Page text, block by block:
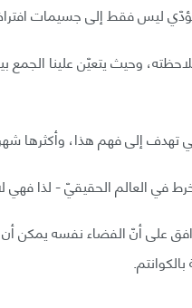
ليس فقط إلى جسيمات
وحيث يتعيّن علينا الجمع
تهدف إلى فهم هذا، وأكثرها
في العالم الحقيقيّ - لذا فهي
على أنّ الفضاء نفسه يمكن